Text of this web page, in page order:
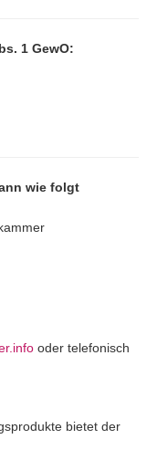
1 GewO:
wie folgt
oder telefonisch
bietet der